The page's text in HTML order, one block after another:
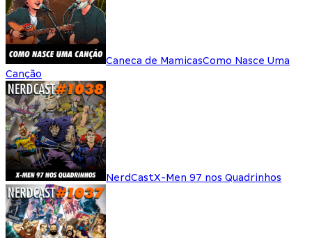
Caneca de MamicasComo Nasce Uma
Canção
NerdCastX-Men 97 nos Quadrinhos